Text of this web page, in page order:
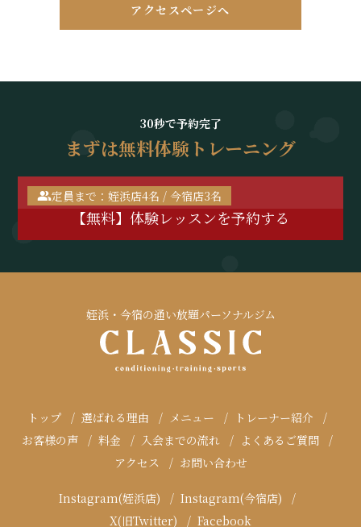
アクセスページへ
30秒で予約完了
まずは無料体験トレーニング
定員まで：姪浜店4名 / 今宿店3名
【無料】体験レッスンを予約する
姪浜・今宿の通い放題パーソナルジム
トップ 選ばれる理由 メニュー
トレーナー紹介
お客様の声
料金 入会までの流れ
よくあるご質問
アクセス
お問い合わせ
Instagram(姪浜店)
Instagram(今宿店)
X(旧Twitter)
Facebook